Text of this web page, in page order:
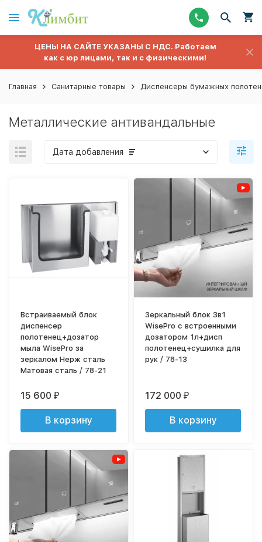
ЦЕНЫ НА САЙТЕ УКАЗАНЫ С НДС. Работаем
как с юр лицами, так и с физическими!
Главная Санитарные товары Диспенсеры бумажных
Металлические антивандальные
Дата добавления
Встраиваемый блок
диспенсер
полотенец+дозатор
мыла WisePro за
зеркалом Нерж сталь
Матовая сталь / 78-21
15 600₽
В корзину
Зеркальный блок 3в1
WisePro с встроенными
дозатором 1л+дисп
полотенец+сушилка для
рук / 78-13
172 000₽
В корзину